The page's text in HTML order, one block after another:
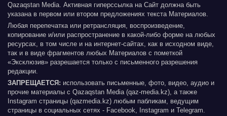
Qazaqstan Media. Активная гиперссылка на Сайт должна быть
указана в первом или втором предложениях текста Материалов.
Любая перепечатка или ретрансляция, воспроизведение,
копирование и/или распространение в какой-либо форме на любых
ресурсах, в том числе и на интернет-сайтах, как в исходном виде,
так и в виде фрагментов любых Материалов с пометкой
«Эксклюзив» разрешается только с письменного разрешения
редакции.
ЗАПРЕЩАЕТСЯ: использовать письменные, фото, видео, аудио и
прочие материалы с Qazaqstan Media (qaz-media.kz), а также
Instagram страницы (qazmedia.kz) любым пабликам, ведущим
страницы в социальных сетях - Facebook, Instagram и Telegram.